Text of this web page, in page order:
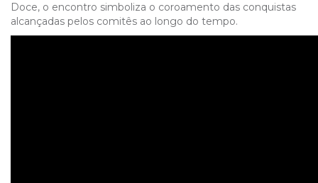
Doce, o encontro simboliza o coroamento das conquistas
alcançadas pelos comitês ao longo do tempo.